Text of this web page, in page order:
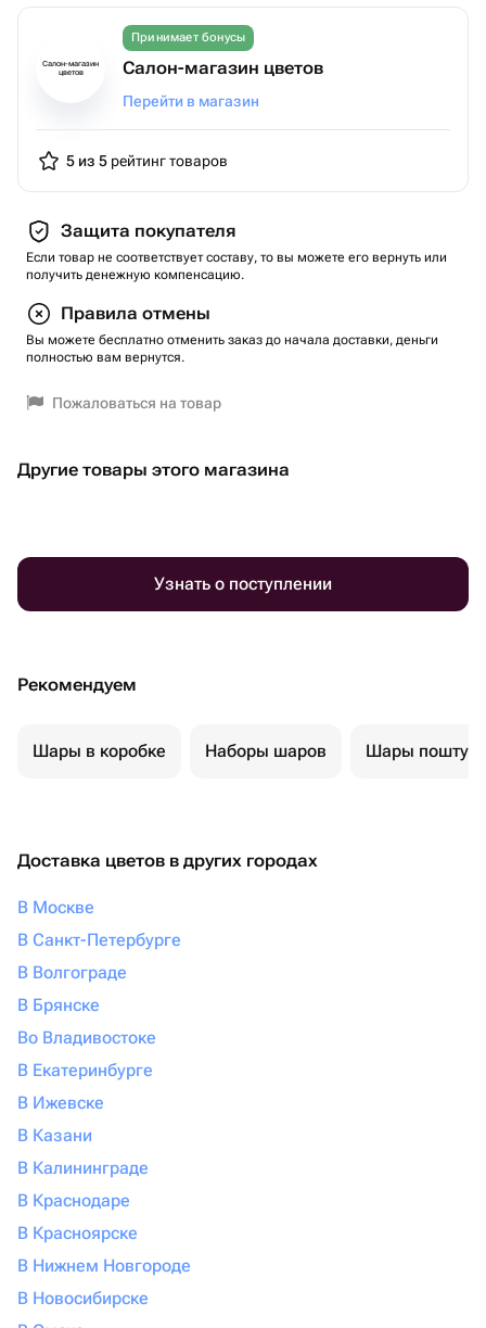
Салон-магазин
цветов
Принимает бонусы
Салон-магазин цветов
Перейти в магазин
5 из 5 рейтинг товаров
Защита покупателя
Если товар не соответствует составу, то вы можете его вернуть или
получить денежную компенсацию.
Правила отмены
Вы можете бесплатно отменить заказ до начала доставки, деньги
полностью вам вернутся.
Пожаловаться на товар
Другие товары этого магазина
Узнать о поступлении
Рекомендуем
Шары в коробке Наборы шаров Шары
Доставка цветов в других городах
В Москве
В Санкт-Петербурге
В Волгограде
В Брянске
Во Владивостоке
В Екатеринбурге
В Ижевске
В Казани
В Калининграде
В Краснодаре
В Красноярске
В Нижнем Новгороде
В Новосибирске